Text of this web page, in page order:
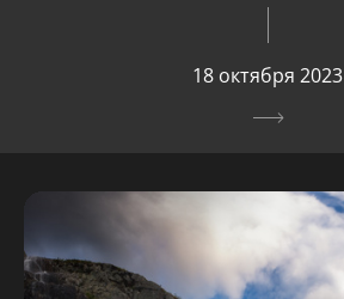
18 октября 2023